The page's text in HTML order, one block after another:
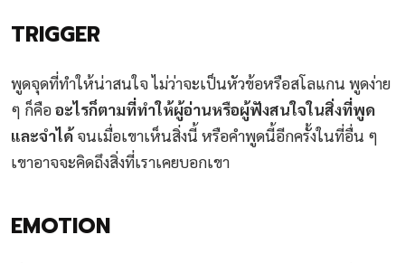
TRIGGER
พูดจุดที่ทำให้น่าสนใจ ไม่ว่าจะเป็นหัวข้อหรือสโลแกน พูดง่าย
ๆ ก็คืออะไรก็ตามที่ทำให้ผู้อ่านหรือผู้ฟังสนใจในสิ่งที่พูด
และจำได้จนเมื่อเขาเห็นสิ่งนี้ หรือคำพูดนี้อีกครั้งในที่อื่น ๆ
เขาอาจจะคิดถึงสิ่งที่เราเคยบอกเขา
EMOTION